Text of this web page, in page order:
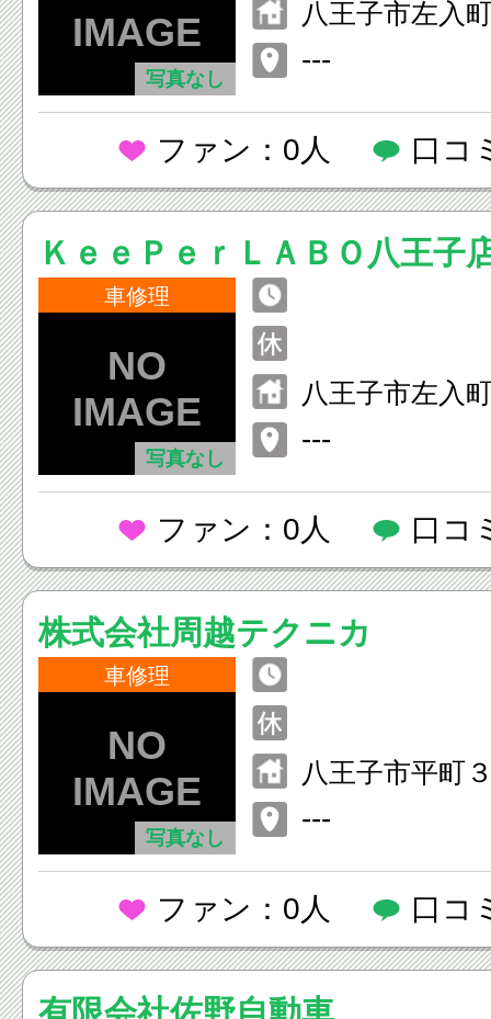
写真なし
八王子市左入
---
ファン：0人 口コ
ＫｅｅＰｅｒＬＡＢＯ八王子
車修理
写真なし
八王子市左入
---
ファン：0人 口コ
株式会社周越テクニカ
車修理
写真なし
八王子市平町
---
ファン：0人 口コ